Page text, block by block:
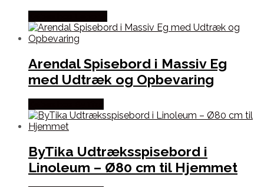
Arendal Spisebord i Massiv Eg
med Udtræk og Opbevaring
ByTika Udtræksspisebord i
Linoleum – Ø80 cm til Hjemmet